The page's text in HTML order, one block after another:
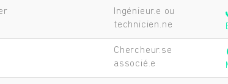
Ingénieur.e ou
technicien.ne
Chercheur.se
associé.e